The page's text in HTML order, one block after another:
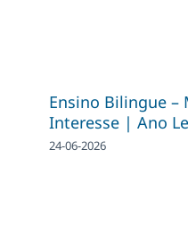
Ensino Bilingue –
Interesse | Ano
24-06-2026